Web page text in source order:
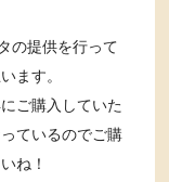
の提供を行って
ます。
ご購入していた
ているのでご購
ね！